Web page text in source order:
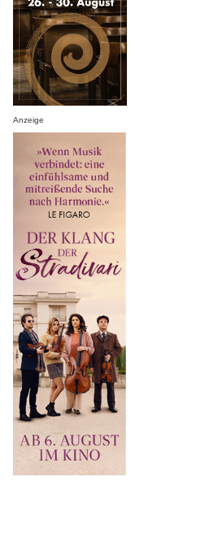
Anzeige